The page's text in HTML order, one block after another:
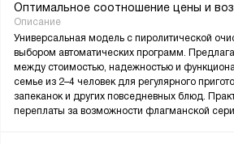
Оптимальное соотношение цены и
Описание
Универсальная модель с пиролитической
выбором автоматических программ.
между стоимостью, надежностью и
семье из 2–4 человек для регулярного
запеканок и других повседневных блюд.
переплаты за возможности флагманской